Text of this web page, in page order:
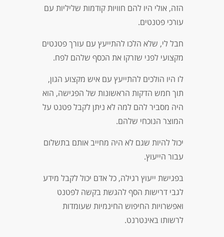
הזה, אולי היו להם חוויות קודמות שליליות עם
עורכי פטנטים.
חבל לי, שלא הלכו להתייעץ עם עורך פטנטים
מקצועי לפני שזרקו את הכסף שלהם לפח.
לו היו הולכים להתייעץ עם איש מקצוע הגון,
תוך חמש הדקות הראשונות של הפגישה, הוא
היה מסביר להם למה לא ניתן לקבל פטנט על
המוצר הנוכחי שלהם.
יכול להיות שגם לא היה מחייב אותם בתשלום
עבור הייעוץ.
בפגישת ייעוץ רגילה, כל אדם יכול לקבל מידע
לגבי דרישות הסף להגשת בקשה לפטנט
ואפשרויות החיפוש החינמיות שעומדות
לרשותו באינטרנט.